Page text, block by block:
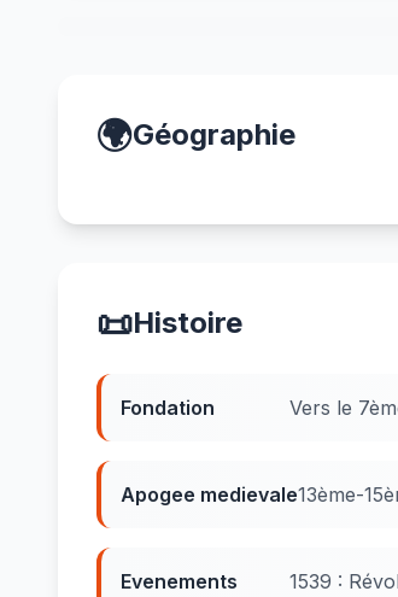
🌍Géographie
📜Histoire
Fondation Vers le
Apogee medievale13ème-
Evenements
1539 :